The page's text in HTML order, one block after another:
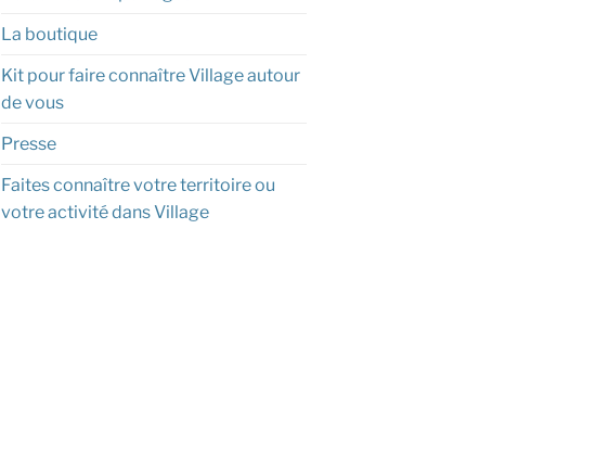
La boutique
Kit pour faire connaître Village autour
de vous
Presse
Faites connaître votre territoire ou
votre activité dans Village